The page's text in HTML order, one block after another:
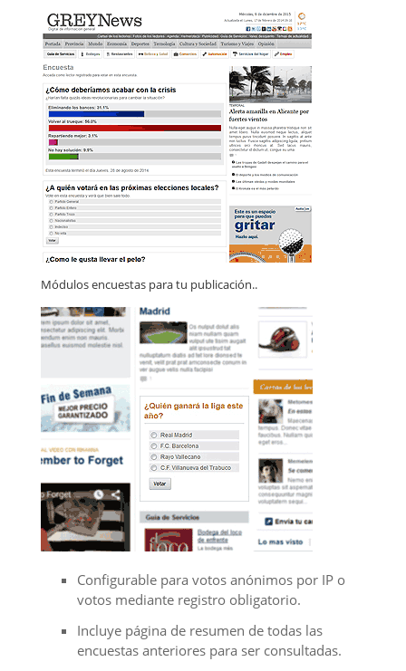
Módulos encuestas para tu publicación..
Configurable para votos anónimos por IP o
votos mediante registro obligatorio.
Incluye página de resumen de todas las
encuestas anteriores para ser consultadas.